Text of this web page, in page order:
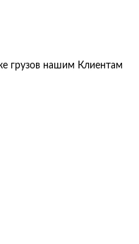
грузов нашим Клиентам